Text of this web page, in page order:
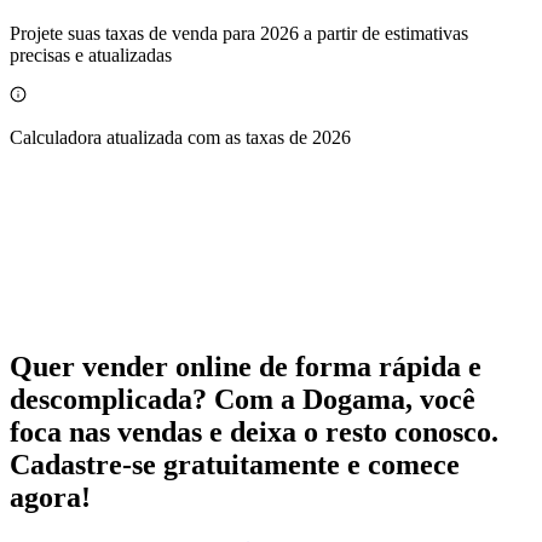
Projete suas taxas de venda para 2026 a partir de estimativas
precisas e atualizadas
Calculadora atualizada com as taxas de 2026
Quer vender online de forma rápida e
descomplicada? Com a Dogama, você
foca nas vendas e deixa o resto conosco.
Cadastre-se gratuitamente e comece
agora!